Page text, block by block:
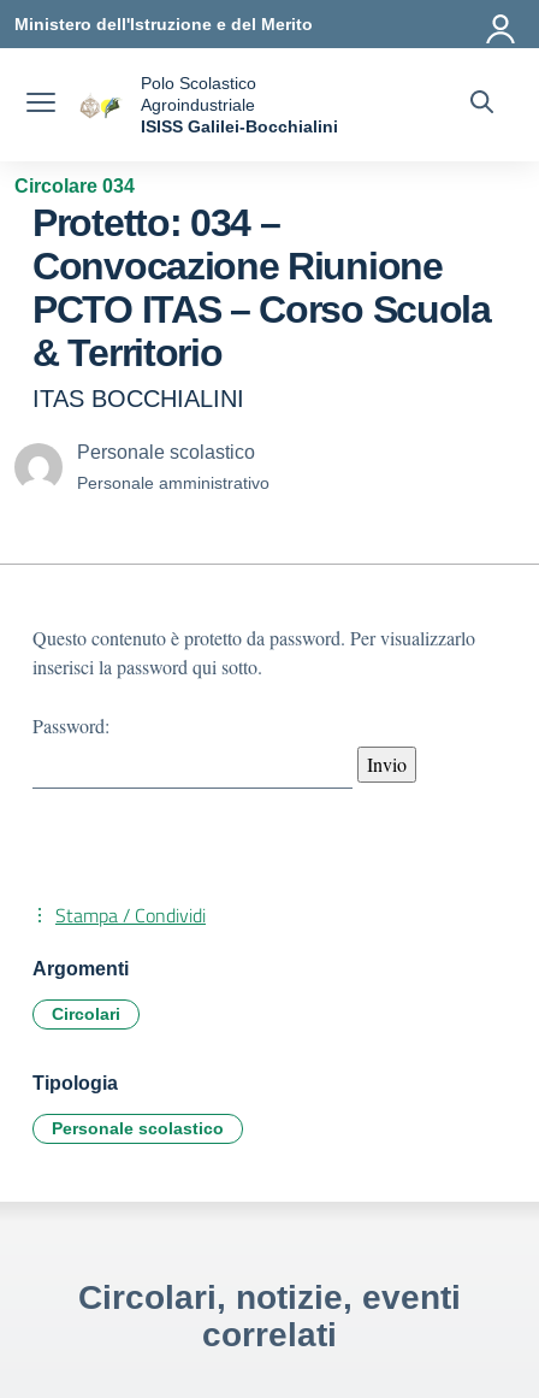
Vai ai contenuti
Vai al menu di navigazione
Vai al footer
Ministero dell'Istruzione e del Merito
Polo Scolastico
Agroindustriale
ISISS Galilei-Bocchialini
Circolare 034
Protetto: 034 –
Convocazione Riunione
PCTO ITAS – Corso Scuola
& Territorio
ITAS BOCCHIALINI
Personale scolastico
Personale amministrativo
Questo contenuto è protetto da password. Per visualizzarlo
inserisci la password qui sotto.
Password:
Stampa / Condividi
Argomenti
Circolari
Tipologia
Personale scolastico
Circolari, notizie, eventi
correlati